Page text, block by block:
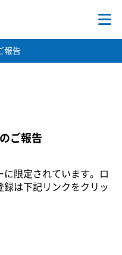
報告
ご報告
限定されています。ロ
は下記リンクをクリッ